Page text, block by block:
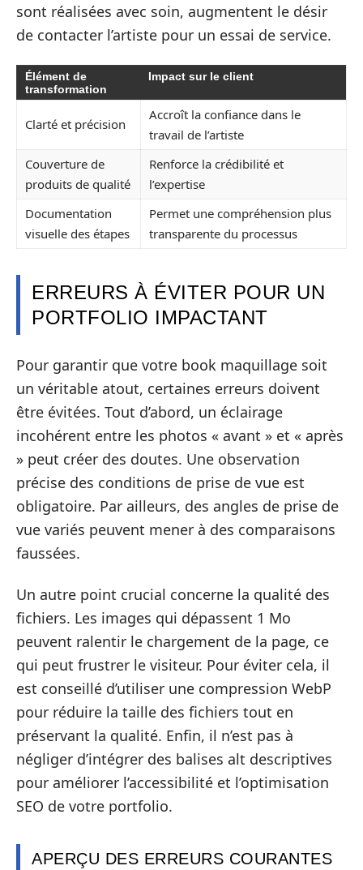
sont réalisées avec soin, augmentent le désir
de contacter l’artiste pour un essai de service.
Élément de
transformation
Impact sur le client
Clarté et précision
Accroît la confiance dans le
travail de l’artiste
Couverture de
produits de qualité
Renforce la crédibilité et
l’expertise
Documentation
visuelle des étapes
Permet une compréhension plus
transparente du processus
ERREURS À ÉVITER POUR UN
PORTFOLIO IMPACTANT
Pour garantir que votre book maquillage soit
un véritable atout, certaines erreurs doivent
être évitées. Tout d’abord, un éclairage
incohérent entre les photos « avant » et « après
» peut créer des doutes. Une observation
précise des conditions de prise de vue est
obligatoire. Par ailleurs, des angles de prise de
vue variés peuvent mener à des comparaisons
faussées.
Un autre point crucial concerne la qualité des
fichiers. Les images qui dépassent 1 Mo
peuvent ralentir le chargement de la page, ce
qui peut frustrer le visiteur. Pour éviter cela, il
est conseillé d’utiliser une compression WebP
pour réduire la taille des fichiers tout en
préservant la qualité. Enfin, il n’est pas à
négliger d’intégrer des balises alt descriptives
pour améliorer l’accessibilité et l’optimisation
SEO de votre portfolio.
APERÇU DES ERREURS COURANTES